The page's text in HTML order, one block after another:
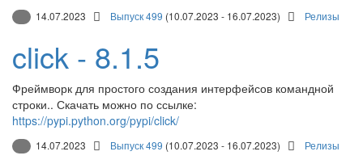
14.07.2023 Выпуск 499 (10.07.2023 - 16.07.2023) Релизы
click - 8.1.5
Фреймворк для простого создания интерфейсов командной
строки.. Скачать можно по ссылке:
https://pypi.python.org/pypi/click/
14.07.2023 Выпуск 499 (10.07.2023 - 16.07.2023) Релизы